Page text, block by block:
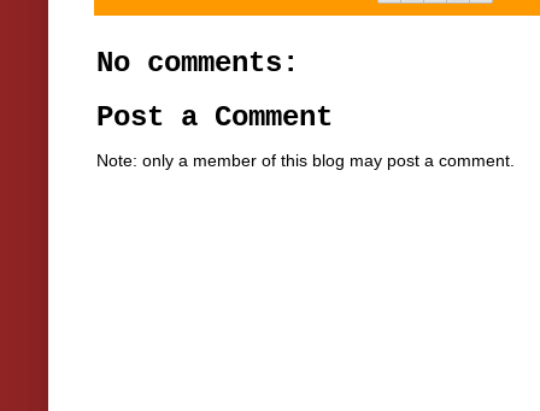
No comments:
Post a Comment
Note: only a member of this blog may post a comment.